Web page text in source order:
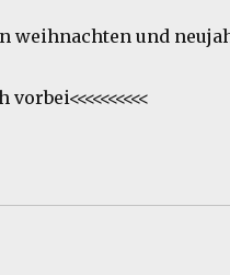
weihnachten und